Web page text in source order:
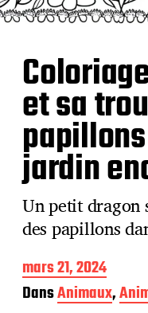
et sa
jardin
Un petit dragon
des papillons
D
a
t
mars 21, 2024
DansAnimaux,